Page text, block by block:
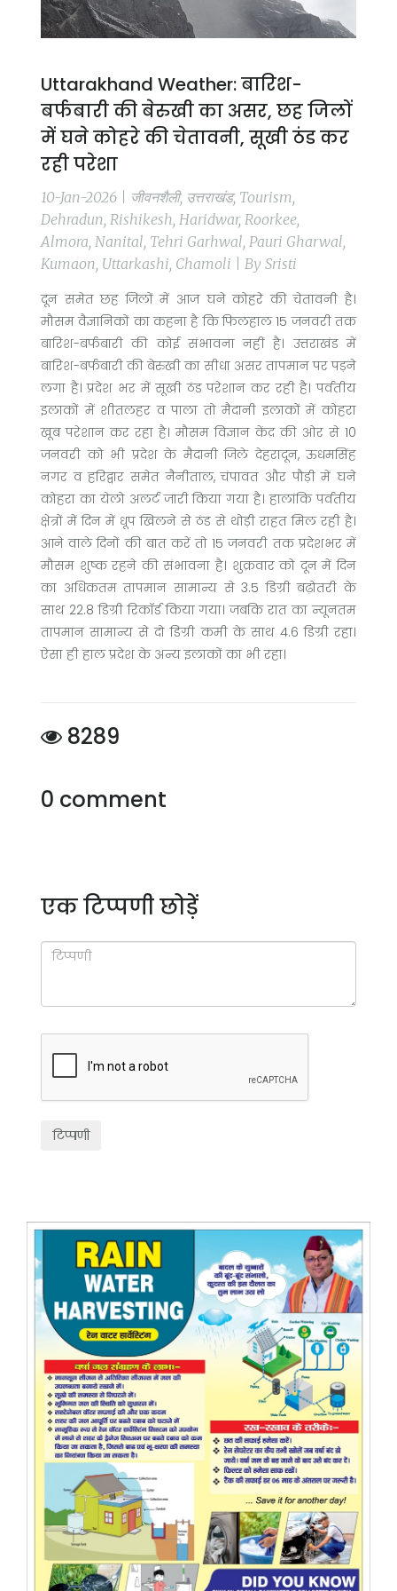
Uttarakhand Weather: बारिश-
बर्फबारी की बेरुखी का असर, छह जिलों
में घने कोहरे की चेतावनी, सूखी ठंड कर
रही परेशा
10-Jan-2026 | जीवनशैली, उत्तराखंड, Tourism,
Dehradun, Rishikesh, Haridwar, Roorkee,
Almora, Nanital, Tehri Garhwal, Pauri Gharwal,
Kumaon, Uttarkashi, Chamoli | By Sristi
दून समेत छह जिलों में आज घने कोहरे की चेतावनी है।
मौसम वैज्ञानिकों का कहना है कि फिलहाल 15 जनवरी तक
बारिश-बर्फबारी की कोई संभावना नहीं है। उत्तराखंड में
बारिश-बर्फबारी की बेरुखी का सीधा असर तापमान पर पड़ने
लगा है। प्रदेश भर में सूखी ठंड परेशान कर रही है। पर्वतीय
इलाकों में शीतलहर व पाला तो मैदानी इलाकों में कोहरा
खूब परेशान कर रहा है। मौसम विज्ञान केंद्र की ओर से 10
जनवरी को भी प्रदेश के मैदानी जिले देहरादून, ऊधमसिंह
नगर व हरिद्वार समेत नैनीताल, चंपावत और पौड़ी में घने
कोहरा का येलो अलर्ट जारी किया गया है। हालांकि पर्वतीय
क्षेत्रों में दिन में धूप खिलने से ठंड से थोड़ी राहत मिल रही है।
आने वाले दिनों की बात करें तो 15 जनवरी तक प्रदेशभर में
मौसम शुष्क रहने की संभावना है। शुक्रवार को दून में दिन
का अधिकतम तापमान सामान्य से 3.5 डिग्री बढ़ोतरी के
साथ 22.8 डिग्री रिकॉर्ड किया गया। जबकि रात का न्यूनतम
तापमान सामान्य से दो डिग्री कमी के साथ 4.6 डिग्री रहा।
ऐसा ही हाल प्रदेश के अन्य इलाकों का भी रहा।
8289
0 comment
एक टिप्पणी छोड़ें